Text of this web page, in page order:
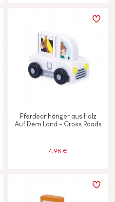
Pferdeanhänger aus Holz
Auf Dem Land - Cross Roads
4,98 €